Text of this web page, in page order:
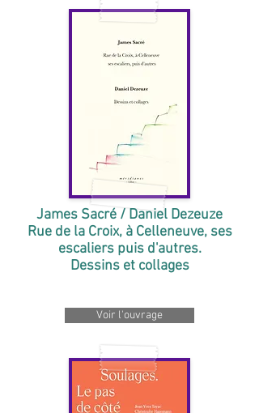
James Sacré / Daniel Dezeuze
Rue de la Croix, à Celleneuve, ses
escaliers puis d'autres.
Dessins et collages
Voir l'ouvrage